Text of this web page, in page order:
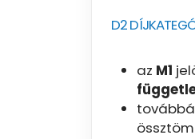
D2
az M1